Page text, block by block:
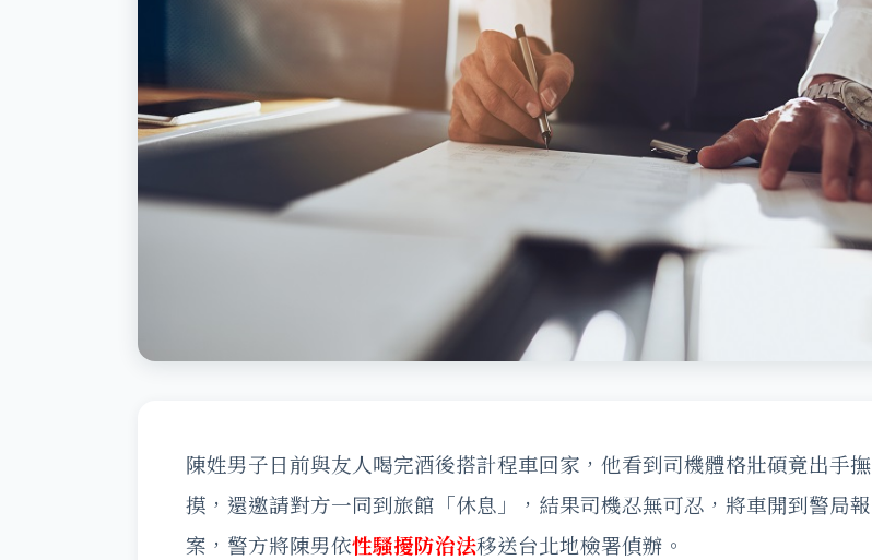
陳姓男子日前與友人喝完酒後搭計程車回家，他看到司機體格壯碩竟出手撫
摸，還邀請對方一同到旅館「休息」，結果司機忍無可忍，將車開到警局報
案，警方將陳男依性騷擾防治法移送台北地檢署偵辦。